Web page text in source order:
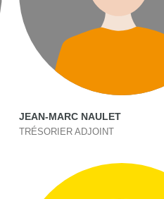
JEAN-MARC NAULET
TRÉSORIER ADJOINT